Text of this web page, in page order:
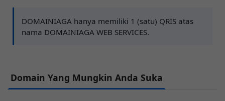
DOMAINIAGA hanya memiliki 1 (satu) QRIS atas
nama DOMAINIAGA WEB SERVICES.
Domain Yang Mungkin Anda Suka